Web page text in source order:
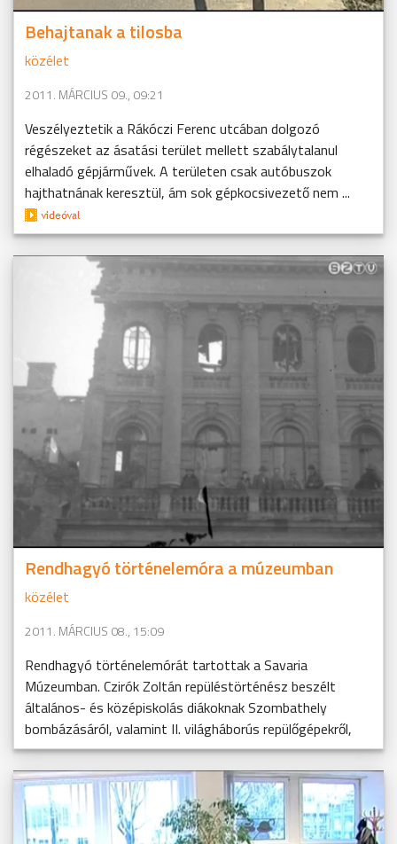
Behajtanak a tilosba
közélet
2011. MÁRCIUS 09., 09:21
Veszélyeztetik a Rákóczi Ferenc utcában dolgozó
régészeket az ásatási terület mellett szabálytalanul
elhaladó gépjárművek. A területen csak autóbuszok
hajthatnának keresztül, ám sok gépkocsivezető nem ...
Rendhagyó történelemóra a múzeumban
közélet
2011. MÁRCIUS 08., 15:09
Rendhagyó történelemórát tartottak a Savaria
Múzeumban. Czirók Zoltán repüléstörténész beszélt
általános- és középiskolás diákoknak Szombathely
bombázásáról, valamint II. világháborús repülőgépekről,